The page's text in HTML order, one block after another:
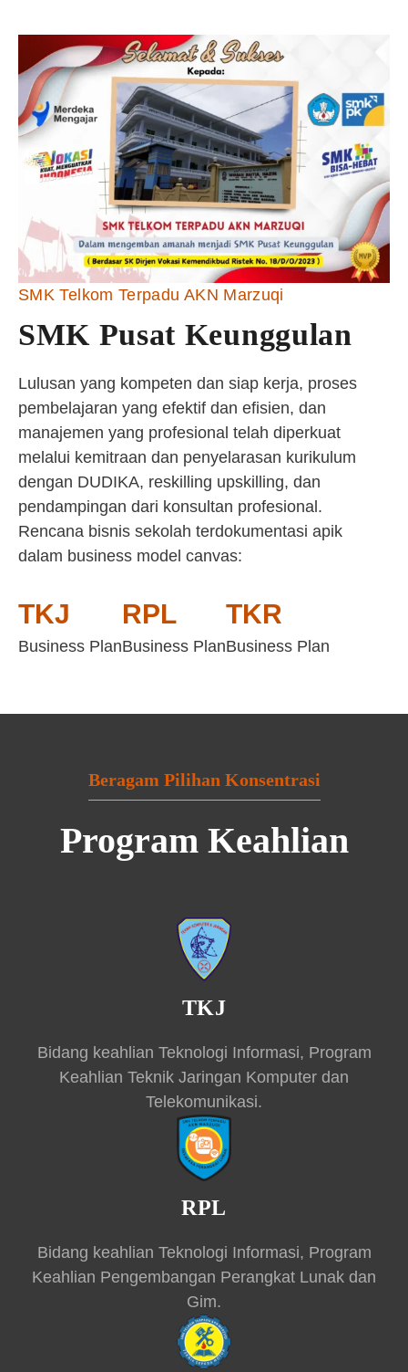
SMK Telkom Terpadu AKN Marzuqi
SMK Pusat Keunggulan
Lulusan yang kompeten dan siap kerja, proses
pembelajaran yang efektif dan efisien, dan
manajemen yang profesional telah diperkuat
melalui kemitraan dan penyelarasan kurikulum
dengan DUDIKA, reskilling upskilling, dan
pendampingan dari konsultan profesional.
Rencana bisnis sekolah terdokumentasi apik
dalam business model canvas:
TKJ
Business Plan
RPL
Business Plan
TKR
Business Plan
Beragam Pilihan Konsentrasi
Program Keahlian
TKJ
Bidang keahlian Teknologi Informasi, Program
Keahlian Teknik Jaringan Komputer dan
Telekomunikasi.
RPL
Bidang keahlian Teknologi Informasi, Program
Keahlian Pengembangan Perangkat Lunak dan
Gim.